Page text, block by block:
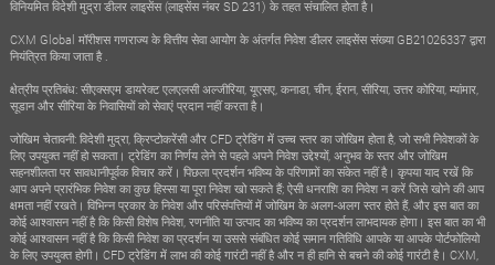
विनियमित विदेशी मुद्रा डीलर लाइसेंस (लाइसेंस नंबर SD 231) के तहत संचालित होता है।
CXM Global मॉरीशस गणराज्य के वित्तीय सेवा आयोग के अंतर्गत निवेश डीलर लाइसेंस संख्या GB21026337 द्वारा
नियंत्रित किया जाता है .
क्षेत्रीय प्रतिबंध: सीएक्सएम डायरेक्ट एलएलसी अल्जीरिया, यूएसए, कनाडा, चीन, ईरान, सीरिया, उत्तर कोरिया, म्यांमार,
सूडान और सीरिया के निवासियों को सेवाएं प्रदान नहीं करता है।
जोखिम चेतावनी: विदेशी मुद्रा, क्रिप्टोकरेंसी और CFD ट्रेडिंग में उच्च स्तर का जोखिम होता है, जो सभी निवेशकों के
लिए उपयुक्त नहीं हो सकता। ट्रेडिंग का निर्णय लेने से पहले अपने निवेश उद्देश्यों, अनुभव के स्तर और जोखिम
सहनशीलता पर सावधानीपूर्वक विचार करें। पिछला प्रदर्शन भविष्य के परिणामों का संकेत नहीं है। कृपया याद रखें कि
आप अपने प्रारंभिक निवेश का कुछ हिस्सा या पूरा निवेश खो सकते हैं; ऐसी धनराशि का निवेश न करें जिसे खोने की आप
क्षमता नहीं रखते। विभिन्न प्रकार के निवेश और परिसंपत्तियों में जोखिम के अलग-अलग स्तर होते हैं, और इस बात का
कोई आश्वासन नहीं है कि किसी विशेष निवेश, रणनीति या उत्पाद का भविष्य का प्रदर्शन लाभदायक होगा। इस बात का भी
कोई आश्वासन नहीं है कि किसी निवेश का प्रदर्शन या उससे संबंधित कोई समान गतिविधि आपके या आपके पोर्टफोलियो
के लिए उपयुक्त होगी। CFD ट्रेडिंग में लाभ की कोई गारंटी नहीं है और न ही हानि से बचने की कोई गारंटी है। CXM,